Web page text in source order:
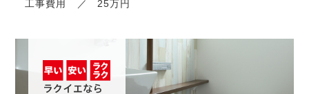
工事費用
25万円